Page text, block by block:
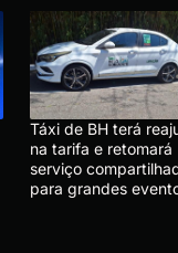
Táxi de BH terá
na tarifa e retomará
serviço
para grandes